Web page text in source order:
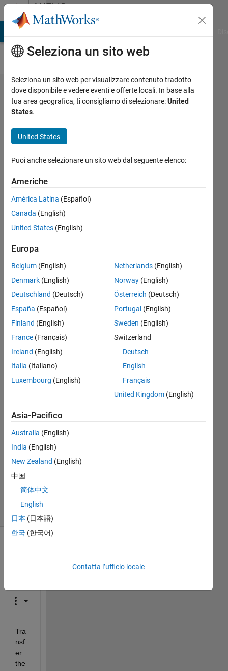
Vai al contenutoMATLAB
Answers
How to
integrate
learning
models
inside the
upper
computer,
any
can be
used
without
relying on
matlab，is
there any
information
about this?
2024
1
Risposta
Aggiornato
2024
Visualizzazioni
Tra
nsf
er
the
Seleziona un sito web
Seleziona un sito web per visualizzare contenuto tradotto
dove disponibile e vedere eventi e offerte locali. In base alla
tua area geografica, ti consigliamo di selezionare:United
States.
United States
Puoi anche selezionare un sito web dal seguente elenco:
Americhe
América Latina (Español)
Canada (English)
United States (English)
Europa
Belgium (English)
Denmark (English)
Deutschland (Deutsch)
España (Español)
Finland (English)
France (Français)
Ireland (English)
Italia (Italiano)
Luxembourg (English)
Netherlands(English)
Norway(English)
Österreich (Deutsch)
Portugal (English)
Sweden (English)
Switzerland
Deutsch
English
Français
United Kingdom(English)
Asia-Pacifico
Australia (English)
India (English)
New Zealand (English)
中国
简体中文
English
日本 (日本語)
한국 (한국어)
Contatta l’ufficio locale